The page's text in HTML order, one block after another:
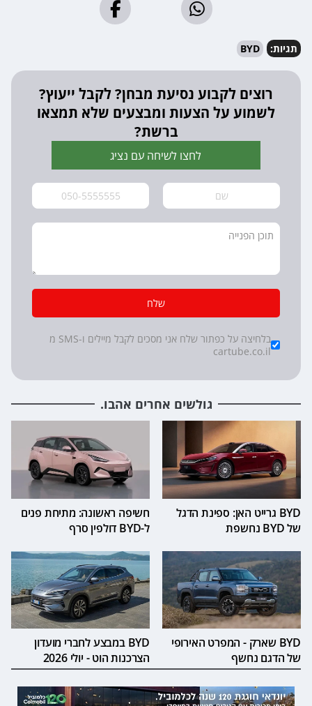
תגיות: BYD
רוצים לקבוע נסיעת מבחן? לקבל ייעוץ?
לשמוע על הצעות ומבצעים שלא תמצאו
ברשת?
לחצו לשיחה עם נציג
שלח
Checkboxes
*
בלחיצה על כפתור שלח אני מסכים לקבל מיילים ו-SMS מ
cartube.co.il
גולשים אחרים אהבו.
BYD גרייט האן: ספינת הדגל
של BYD נחשפת
חשיפה ראשונה: מתיחת פנים
ל-BYD דולפין סרף
BYD שארק - המפרט האירופי
של הדגם נחשף
BYD במבצע לחברי מועדון
הצרכנות הוט - יולי 2026